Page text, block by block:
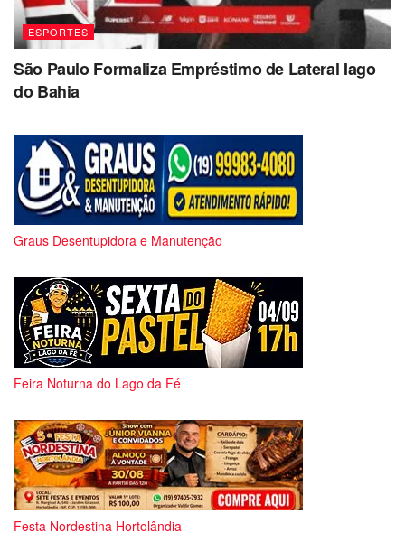
ESPORTES
São Paulo Formaliza Empréstimo de Lateral Iago
do Bahia
Graus Desentupidora e Manutenção
Feira Noturna do Lago da Fé
Festa Nordestina Hortolândia